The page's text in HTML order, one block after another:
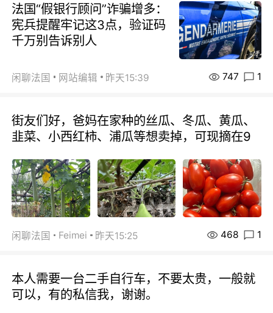
法国“假银行顾问”诈骗增多：
宪兵提醒牢记这3点，验证码
千万别告诉别人
闲聊法国 网站编辑 昨天15:39 747 1
街友们好，爸妈在家种的丝瓜、冬瓜、黄瓜、
韭菜、小西红柿、浦瓜等想卖掉，可现摘在9
闲聊法国 Feimei 昨天15:25 468 1
本人需要一台二手自行车，不要太贵，一般就
可以，有的私信我，谢谢。